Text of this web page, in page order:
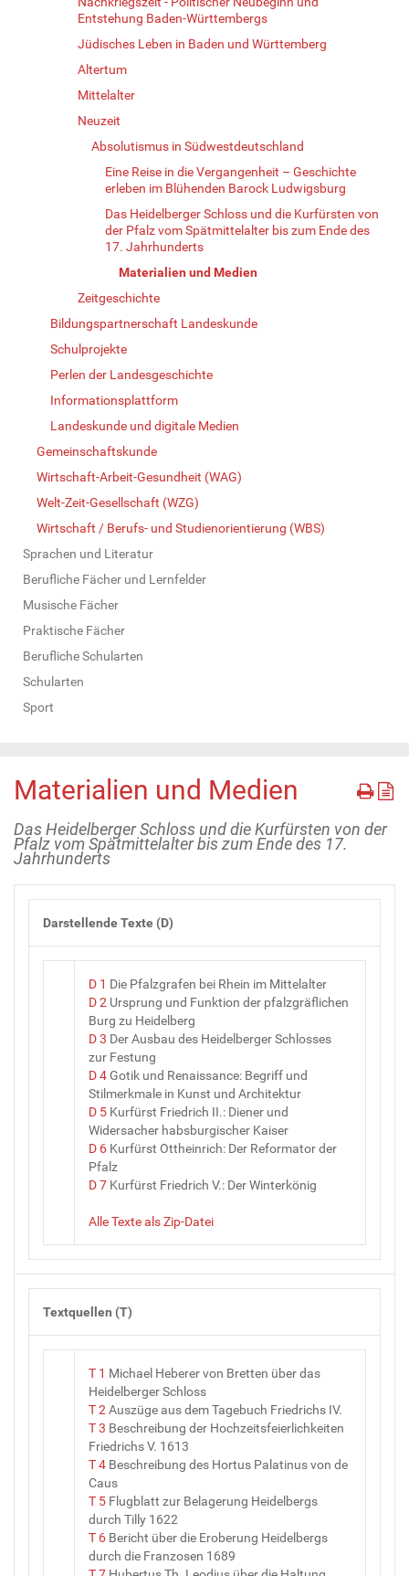
Entstehung Baden-Württembergs
Jüdisches Leben in Baden und Württemberg
Altertum
Mittelalter
Neuzeit
Absolutismus in Südwestdeutschland
Eine Reise in die Vergangenheit – Geschichte
erleben im Blühenden Barock Ludwigsburg
Das Heidelberger Schloss und die Kurfürsten von
der Pfalz vom Spätmittelalter bis zum Ende des
17. Jahrhunderts
Materialien und Medien
Zeitgeschichte
Bildungspartnerschaft Landeskunde
Schulprojekte
Perlen der Landesgeschichte
Informationsplattform
Landeskunde und digitale Medien
Gemeinschaftskunde
Wirtschaft-Arbeit-Gesundheit (WAG)
Welt-Zeit-Gesellschaft (WZG)
Wirtschaft / Berufs- und Studienorientierung (WBS)
Sprachen und Literatur
Berufliche Fächer und Lernfelder
Musische Fächer
Praktische Fächer
Berufliche Schularten
Schularten
Sport
Materialien und Medien
Das Heidelberger Schloss und die Kurfürsten von der
Pfalz vom Spätmittelalter bis zum Ende des 17.
Jahrhunderts
Darstellende Texte (D)
D 1 Die Pfalzgrafen bei Rhein im Mittelalter
D 2 Ursprung und Funktion der pfalzgräflichen
Burg zu Heidelberg
D 3 Der Ausbau des Heidelberger Schlosses
zur Festung
D 4Gotik und Renaissance: Begriff und
Stilmerkmale in Kunst und Architektur
D 5 Kurfürst Friedrich II.: Diener und
Widersacher habsburgischer Kaiser
D 6 Kurfürst Ottheinrich: Der Reformator der
Pfalz
D 7 Kurfürst Friedrich V.: Der Winterkönig
Alle Texte als Zip-Datei
Textquellen (T)
T 1 Michael Heberer von Bretten über das
Heidelberger Schloss
T 2 Auszüge aus dem Tagebuch Friedrichs IV.
T 3 Beschreibung der Hochzeitsfeierlichkeiten
Friedrichs V. 1613
T 4 Beschreibung des Hortus Palatinus von de
Caus
T 5 Flugblatt zur Belagerung Heidelbergs
durch Tilly 1622
T 6 Bericht über die Eroberung Heidelbergs
durch die Franzosen 1689